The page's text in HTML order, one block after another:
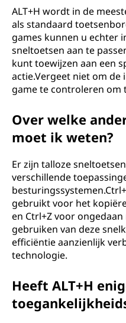
ALT+H wordt in de
als standaard
games kunnen u echter
sneltoetsen aan te
kunt toewijzen aan een
actie.Vergeet niet om
game te controleren om
Over welke
moet ik weten?
Er zijn talloze
verschillende
gebruikt voor het
en Ctrl+Z voor
gebruiken van deze
efficiëntie aanzienlijk
technologie.
Heeft ALT+H